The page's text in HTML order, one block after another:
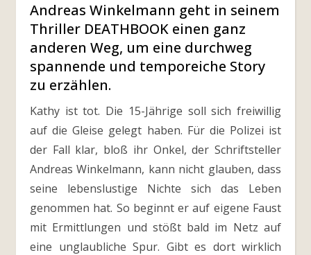
Andreas Winkelmann geht in seinem
Thriller DEATHBOOK einen ganz
anderen Weg, um eine durchweg
spannende und temporeiche Story
zu erzählen.
Kathy ist tot. Die 15-Jährige soll sich freiwillig
auf die Gleise gelegt haben. Für die Polizei ist
der Fall klar, bloß ihr Onkel, der Schriftsteller
Andreas Winkelmann, kann nicht glauben, dass
seine lebenslustige Nichte sich das Leben
genommen hat. So beginnt er auf eigene Faust
mit Ermittlungen und stößt bald im Netz auf
eine unglaubliche Spur. Gibt es dort wirklich